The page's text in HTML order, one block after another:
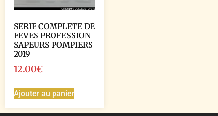
SERIE COMPLETE DE
FEVES PROFESSION
SAPEURS POMPIERS
2019
12.00€
Ajouter au panier